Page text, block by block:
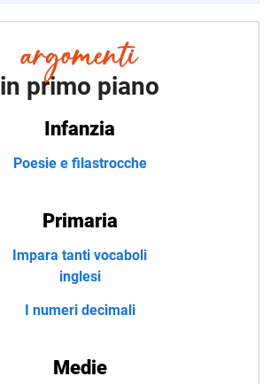
in primo piano
Infanzia
Poesie e filastrocche
Primaria
Impara tanti vocaboli
inglesi
I numeri decimali
Medie